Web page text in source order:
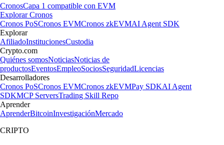
CronosCapa 1 compatible con EVM
Explorar Cronos
Cronos PoSCronos EVMCronos zkEVMAI Agent SDK
Explorar
AfiliadoInstitucionesCustodia
Crypto.com
Quiénes somosNoticiasNoticias de
productosEventosEmpleoSociosSeguridadLicencias
Desarrolladores
Cronos PoSCronos EVMCronos zkEVMPay SDKAI Agent
SDKMCP ServersTrading Skill Repo
Aprender
AprenderBitcoinInvestigaciónMercado
CRIPTO